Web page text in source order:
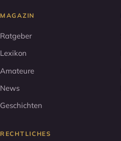
MAGAZIN
Ratgeber
Lexikon
Amateure
News
Geschichten
RECHTLICHES